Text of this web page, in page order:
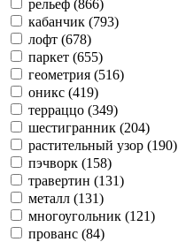
рельеф (866)
кабанчик (793)
лофт (678)
паркет (655)
геометрия (516)
оникс (419)
терраццо (349)
шестигранник (204)
растительный узор (190)
пэчворк (158)
травертин (131)
металл (131)
многоугольник (121)
прованс (84)